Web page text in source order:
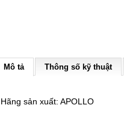
Mô tả Thông số kỹ thuật
Hãng sản xuất: APOLLO